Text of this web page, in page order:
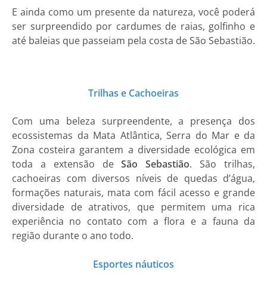
E ainda como um presente da natureza, você poderá
ser surpreendido por cardumes de raias, golfinho e
até baleias que passeiam pela costa de São Sebastião.
Trilhas e Cachoeiras
Com uma beleza surpreendente, a presença dos
ecossistemas da Mata Atlântica, Serra do Mar e da
Zona costeira garantem a diversidade ecológica em
toda a extensão deSão Sebastião. São trilhas,
cachoeiras com diversos níveis de quedas d’água,
formações naturais, mata com fácil acesso e grande
diversidade de atrativos, que permitem uma rica
experiência no contato com a flora e a fauna da
região durante o ano todo.
Esportes náuticos